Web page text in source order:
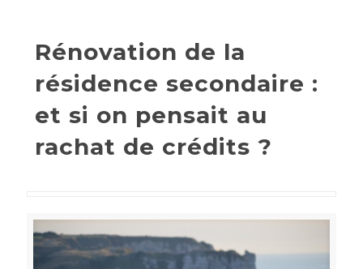
Rénovation de la
résidence secondaire :
et si on pensait au
rachat de crédits ?